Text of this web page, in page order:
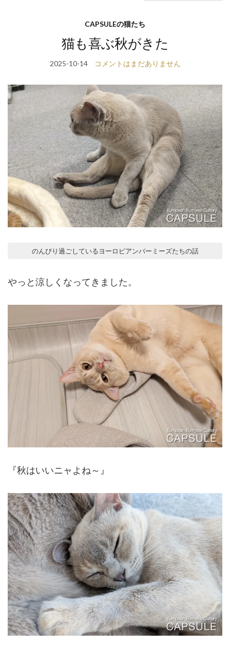
CAPSULEの猫たち
猫も喜ぶ秋がきた
2025-10-14 コメントはまだありません
のんびり過ごしているヨーロピアンバーミーズたちの話
やっと涼しくなってきました。
『秋はいいニャよね～』